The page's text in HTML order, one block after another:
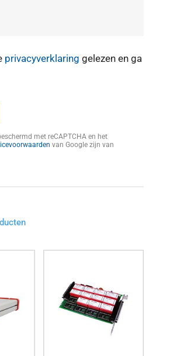
privacyverklaring gelezen en ga
met reCAPTCHA en het
van Google zijn van